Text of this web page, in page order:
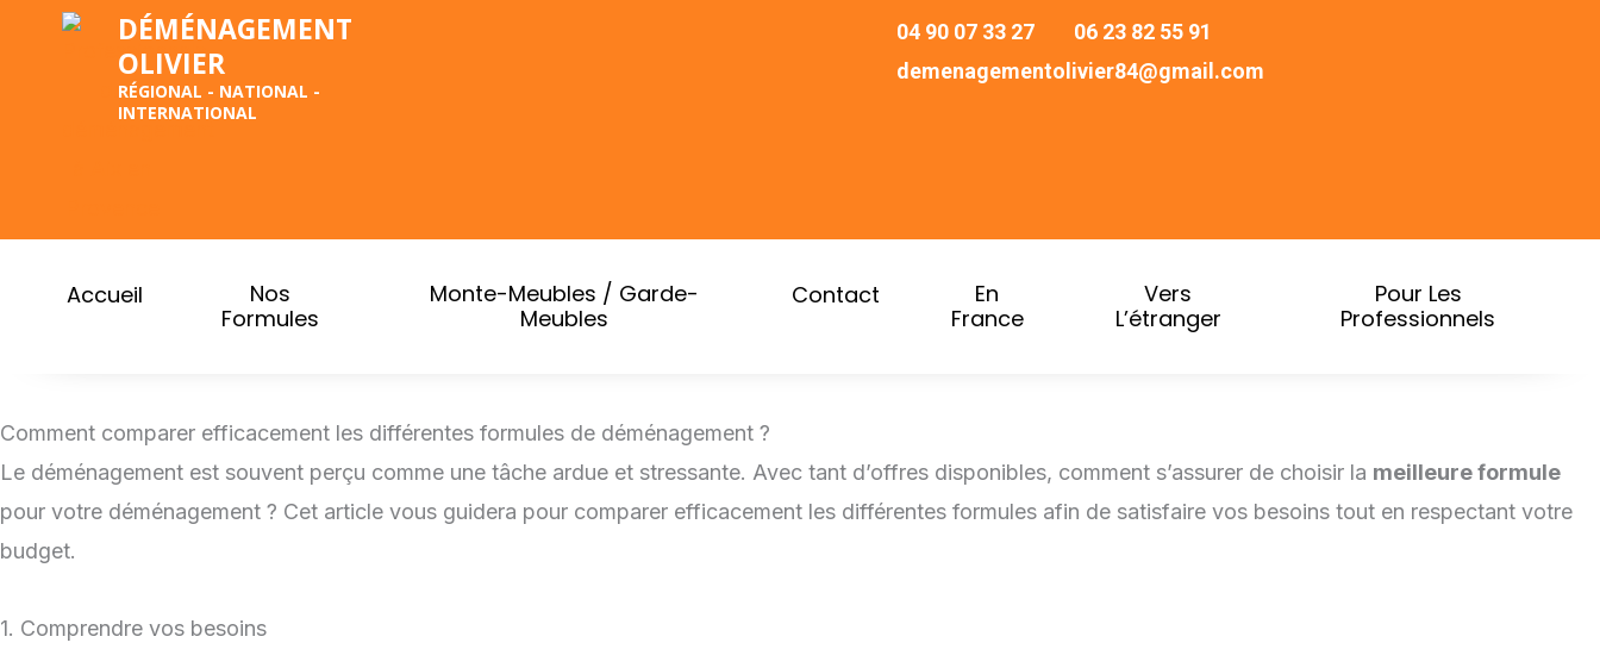
DÉMÉNAGEMENT
OLIVIER
RÉGIONAL - NATIONAL -
INTERNATIONAL
04 90 07 33 27
06 23 82 55 91
demenagementolivier84@gmail.com
Accueil
Nos
Formules
Monte-Meubles / Garde-
Meubles
Contact
En
France
Vers
L’étranger
Pour Les
Professionnels
Comment comparer efficacement les différentes formules de déménagement ?
Le déménagement est souvent perçu comme une tâche ardue et stressante. Avec tant d’offres disponibles, comment s’assurer de choisir la meilleure formule
pour votre déménagement ? Cet article vous guidera pour comparer efficacement les différentes formules afin de satisfaire vos besoins tout en respectant votre
budget.
1. Comprendre vos besoins